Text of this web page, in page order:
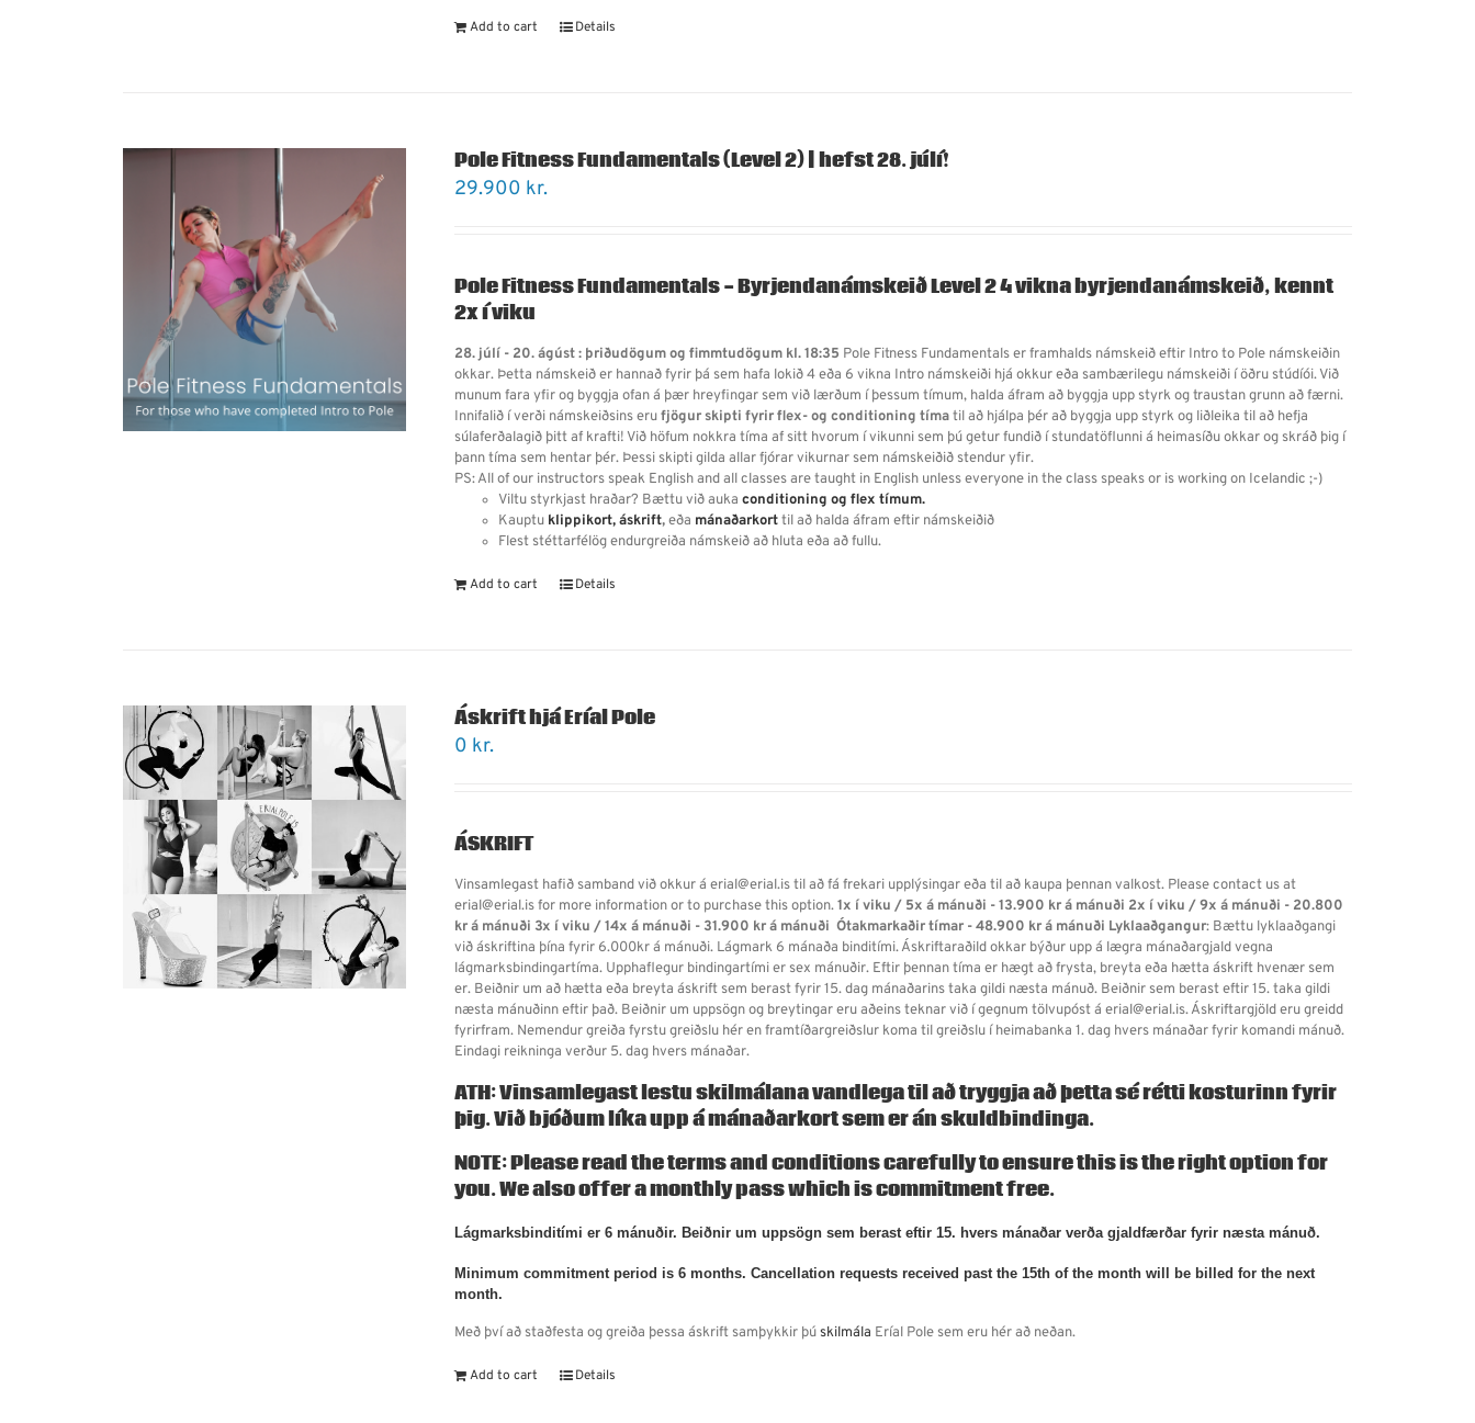
Add to cart Details
Pole Fitness Fundamentals (Level 2) | hefst 28. júlí!
29.900 kr.
Pole Fitness Fundamentals - Byrjendanámskeið Level 24 vikna byrjendanámskeið, kennt
2x í viku
28. júlí - 20. ágúst : þriðudögum og fimmtudögum kl. 18:35 Pole Fitness Fundamentals er framhalds námskeið eftir Intro to Pole námskeiðin
okkar. Þetta námskeið er hannað fyrir þá sem hafa lokið 4 eða 6 vikna Intro námskeiði hjá okkur eða sambærilegu námskeiði í öðru stúdíói. Við
munum fara yfir og byggja ofan á þær hreyfingar sem við lærðum í þessum tímum, halda áfram að byggja upp styrk og traustan grunn að færni.
Innifalið í verði námskeiðsins erufjögur skipti fyrir flex- og conditioning tímatil að hjálpa þér að byggja upp styrk og liðleika til að hefja
súlaferðalagið þitt af krafti! Við höfum nokkra tíma af sitt hvorum í vikunni sem þú getur fundið í stundatöflunni á heimasíðu okkar og skráð þig í
þann tíma sem hentar þér. Þessi skipti gilda allar fjórar vikurnar sem námskeiðið stendur yfir.
PS: All of our instructors speak English and all classes are taught in English unless everyone in the class speaks or is working on Icelandic ;-)
Viltu styrkjast hraðar? Bættu við aukaconditioning og flex tímum.
Kauptu klippikort, áskrift,eða mánaðarkorttil að halda áfram eftir námskeiðið
Flest stéttarfélög endurgreiða námskeið að hluta eða að fullu.
Add to cart Details
Áskrift hjá Eríal Pole
0 kr.
ÁSKRIFT
Vinsamlegast hafið samband við okkur á erial@erial.is til að fá frekari upplýsingar eða til að kaupa þennan valkost. Please contact us at
erial@erial.is for more information or to purchase this option.1x í viku / 5x á mánuði - 13.900 kr á mánuði 2x í viku / 9x á mánuði - 20.800
kr á mánuði 3x í viku / 14x á mánuði - 31.900 kr á mánuði Ótakmarkaðir tímar - 48.900 kr á mánuði Lyklaaðgangur: Bættu lyklaaðgangi
við áskriftina þína fyrir 6.000kr á mánuði. Lágmark 6 mánaða binditími. Áskriftaraðild okkar býður upp á lægra mánaðargjald vegna
lágmarksbindingartíma. Upphaflegur bindingartími er sex mánuðir. Eftir þennan tíma er hægt að frysta, breyta eða hætta áskrift hvenær sem
er. Beiðnir um að hætta eða breyta áskrift sem berast fyrir 15. dag mánaðarins taka gildi næsta mánuð. Beiðnir sem berast eftir 15. taka gildi
næsta mánuðinn eftir það. Beiðnir um uppsögn og breytingar eru aðeins teknar við í gegnum tölvupóst á erial@erial.is. Áskriftargjöld eru greidd
fyrirfram. Nemendur greiða fyrstu greiðslu hér en framtíðargreiðslur koma til greiðslu í heimabanka 1. dag hvers mánaðar fyrir komandi mánuð.
Eindagi reikninga verður 5. dag hvers mánaðar.
ATH: Vinsamlegast lestu skilmálana vandlega til að tryggja að þetta sé rétti kosturinn fyrir
þig. Við bjóðum líka upp ámánaðarkortsem er án skuldbindinga.
NOTE: Please read the terms and conditions carefully to ensure this is the right option for
you. We also offer amonthly passwhich is commitment free.
Lágmarksbinditími er 6 mánuðir. Beiðnir um uppsögn sem berast eftir 15. hvers mánaðar verða gjaldfærðar fyrir næsta mánuð.
Minimum commitment period is 6 months. Cancellation requests received past the 15th of the month will be billed for the next
month.
Með því að staðfesta og greiða þessa áskrift samþykkir þúskilmála Eríal Pole sem eru hér að neðan.
Add to cart Details